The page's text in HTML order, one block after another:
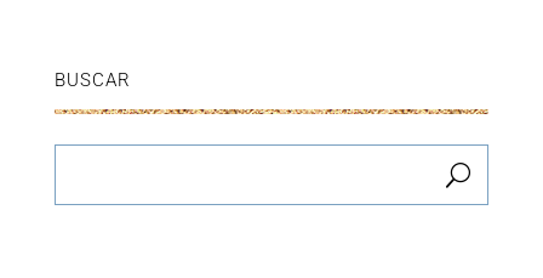
BUSCAR